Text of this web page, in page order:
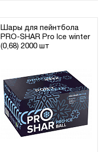
Шары для пейнтбола
PRO-SHAR Pro Ice winter
(0,68) 2000 шт